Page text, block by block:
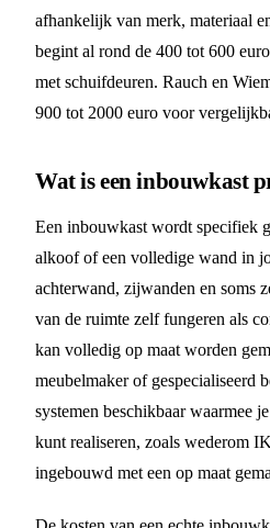
afhankelijk van merk, materiaal
begint al rond de 400 tot 600
met schuifdeuren. Rauch en
900 tot 2000 euro voor
Wat is een inbouwkast
Een inbouwkast wordt specifiek
alkoof of een volledige wand in
achterwand, zijwanden en soms
van de ruimte zelf fungeren als
kan volledig op maat worden
meubelmaker of gespecialiseerd
systemen beschikbaar waarmee
kunt realiseren, zoals wederom
ingebouwd met een op maat